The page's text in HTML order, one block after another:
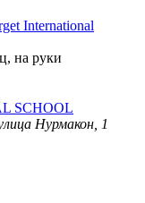
International
на руки
SCHOOL
Нурмакон, 1